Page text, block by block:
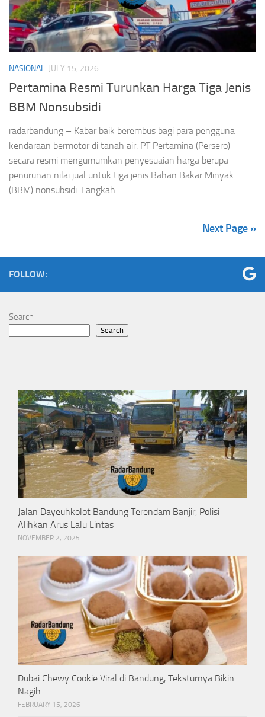
NASIONAL JULY 15, 2026
Pertamina Resmi Turunkan Harga Tiga Jenis
BBM Nonsubsidi
radarbandung – Kabar baik berembus bagi para pengguna
kendaraan bermotor di tanah air. PT Pertamina (Persero)
secara resmi mengumumkan penyesuaian harga berupa
penurunan nilai jual untuk tiga jenis Bahan Bakar Minyak
FOLLOW:
Search
Jalan Dayeuhkolot Bandung Terendam Banjir, Polisi
NOVEMBER 2, 2025
Dubai Chewy Cookie Viral di Bandung, Teksturnya Bikin